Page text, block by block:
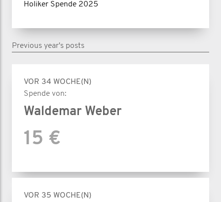
Holiker Spende 2025
Previous year's posts
VOR 34 WOCHE(N)
Spende von:
Waldemar Weber
15 €
VOR 35 WOCHE(N)